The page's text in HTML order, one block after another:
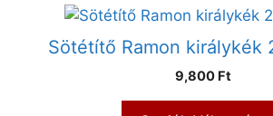
Sötétítő Ramon királykék
9,800 Ft